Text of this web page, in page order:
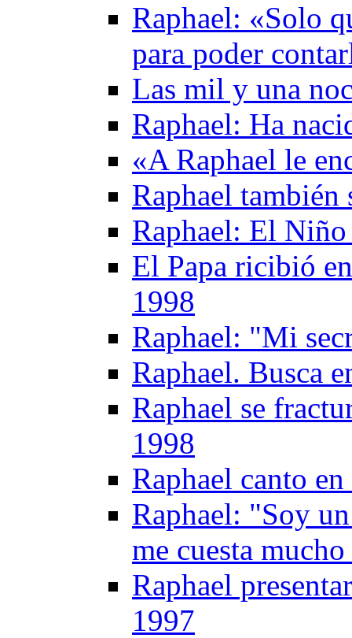
Raphael: «Solo
para poder
Las mil y una
Raphael: Ha
«A Raphael le
Raphael
Raphael: El
El Papa ricibió
1998
Raphael: "Mi
Raphael. Busca
Raphael se
1998
Raphael canto
Raphael: "Soy
me cuesta
Raphael
1997